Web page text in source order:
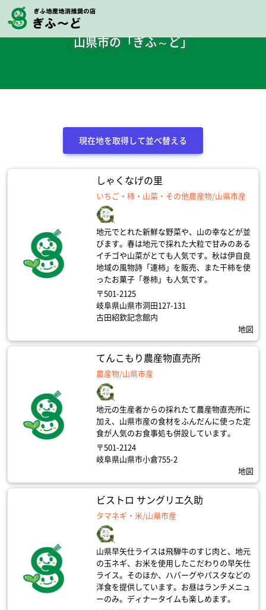
山県市の「ぎふ～ど」
現在地を取得して並べ替える
しゃくなげの里
いちご・柿・山菜・その他農産物/山県市産
地元でとれた新鮮な野菜や、山の幸などが並
びます。春は地元で採れた大粒で甘みのある
イチゴや山菜がとても人気です。秋は伊自良
地域の風物詩「連柿」を販売、また干柿を使
ったお菓子「巻柿」も人気です。
〒501-2125
岐阜県山県市洞田127-131
古田紹欽記念館内
地図
てんこもり農産物直売所
農産物/山県市産
地元の生産者からの採れたて農産物直売所に
加え、山県市産の食材をふんだんに使った定
食が人気のお食事処も併設しています。
〒501-2124
岐阜県山県市小倉755-2
地図
ビストロ サングリエ久助
タマネギ・米/山県市産
山県早矢仕ライスは飛騨牛のすじ肉と、地元
の玉ネギ、お米を使用したこだわりの早矢仕
ライス。そのほか、ハバーグやパスタなどの
洋食を提供しています。お昼はランチメニュ
ーのみ。ディナータイムも楽しめます。